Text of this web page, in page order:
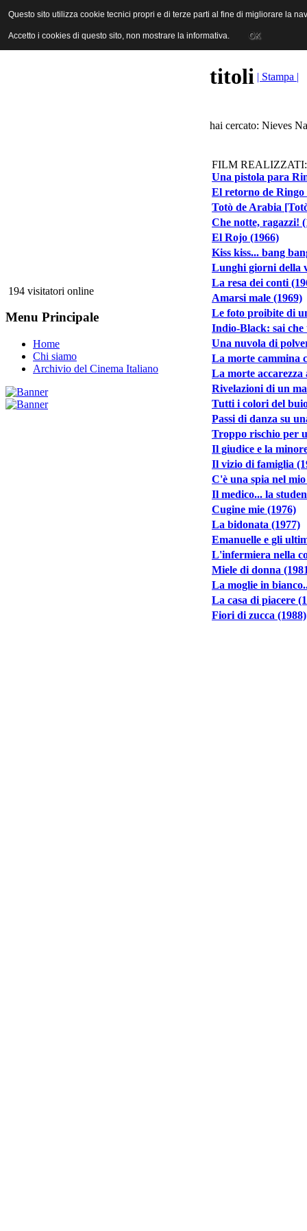
ANICA | Associazione Nazionale Industrie Cinematografiche
194 visitatori online
Menu Principale
Home
Chi siamo
Archivio del Cinema Italiano
titoli | Stampa |
hai cercato: Nieves
FILM REALIZZATI:
Una pistola para
El retorno de
Totò de Arabia
Che notte, ragazzi!
El Rojo (1966)
Kiss kiss... bang
Lunghi giorni della
La resa dei conti
Amarsi male (1969)
Le foto proibite di
Indio-Black: sai che
Una nuvola di
La morte cammina
La morte accarezza
Rivelazioni di un
Tutti i colori del
Passi di danza su
Troppo rischio per
Il giudice e la
Il vizio di famiglia
C'è una spia nel
Il medico... la
Cugine mie (1976)
La bidonata (1977)
Emanuelle e gli
L'infermiera nella
Miele di donna
La moglie in
La casa di piacere
Fiori di zucca (1988)
Questo sito utilizza cookie tecnici propri e di terze parti al fine di migliorare la
Accetto i cookies di questo sito, non mostrare la informativa. OK
Questo sito utilizza cookie tecnici propri e di terze parti al fine di migliorare la
Accetto i cookies di questo sito, non mostrare la informativa. OK